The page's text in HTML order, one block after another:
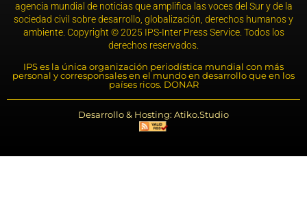
agencia mundial de noticias que amplifica las voces del Sur y de la
sociedad civil sobre desarrollo, globalización, derechos humanos y
ambiente. Copyright © 2025 IPS-Inter Press Service. Todos los
derechos reservados.
IPS es la única organización periodística mundial con más
personal y corresponsales en el mundo en desarrollo que en los
países ricos. DONAR
Desarrollo & Hosting: Atiko.Studio